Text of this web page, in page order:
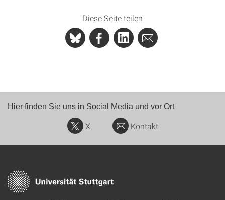
Diese Seite teilen
Hier finden Sie uns in Social Media und vor Ort
X Kontakt